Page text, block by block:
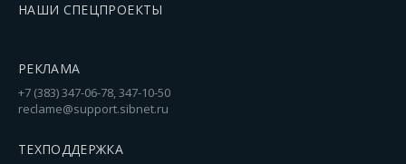
НАШИ СПЕЦПРОЕКТЫ
РЕКЛАМА
+7 (383) 347-06-78, 347-10-50
reclame@support.sibnet.ru
ТЕХПОДДЕРЖКА